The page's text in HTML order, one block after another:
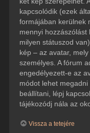
kapcsolódik (ezek
formájában kerülnek
mennyi
milyen státuszod
kép – az avatar,
személyes. A fórum
engedélyezett-e az
módot lehet
beállítani, lépj
tájékozódj nála az
Vissza a tetejére